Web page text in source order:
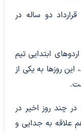
دو ساله در
ابتدایی تیم
روزها به یکی از
در چند روز اخیر در
علاقه به جدایی و